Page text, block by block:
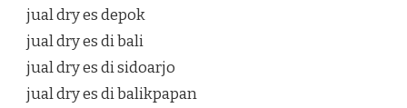
jual dry es depok
jual dry es di bali
jual dry es di sidoarjo
jual dry es di balikpapan